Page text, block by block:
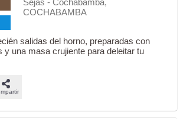
COCHABAMBA
salidas del horno, preparadas con
y una masa crujiente para deleitar tu